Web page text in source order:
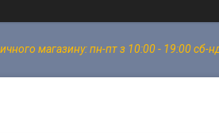
магазину: пн-пт з 10:00 - 19:00 сб-